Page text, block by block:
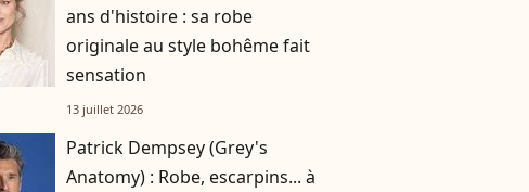
ans d'histoire : sa robe
originale au style bohême fait
sensation
13 juillet 2026
Patrick Dempsey (Grey's
Anatomy) : Robe, escarpins... à